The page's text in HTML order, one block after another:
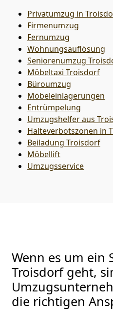
Privatumzug in
Firmenumzug
Fernumzug
Wohnungsauflösung
Seniorenumzug
Möbeltaxi Troisdorf
Büroumzug
Möbeleinlagerungen
Entrümpelung
Umzugshelfer aus
Halteverbotszonen in
Beiladung Troisdorf
Möbellift
Umzugsservice
Wenn es um ein
Troisdorf geht,
die richtigen